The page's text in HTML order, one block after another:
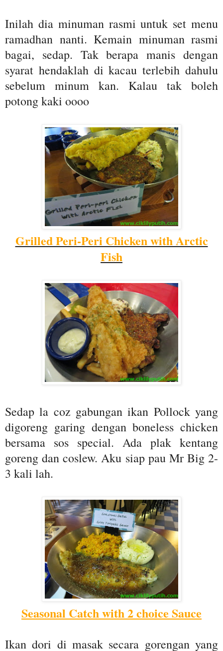
Inilah dia minuman rasmi untuk set menu
ramadhan nanti. Kemain minuman rasmi
bagai, sedap. Tak berapa manis dengan
syarat hendaklah di kacau terlebih dahulu
sebelum minum kan. Kalau tak boleh
potong kaki oooo
Grilled Peri-Peri Chicken with Arctic
Fish
Sedap la coz gabungan ikan Pollock yang
digoreng garing dengan boneless chicken
bersama sos special. Ada plak kentang
goreng dan coslew. Aku siap pau Mr Big 2-
3 kali lah.
Seasonal Catch with 2 choice Sauce
Ikan dori di masak secara gorengan yang